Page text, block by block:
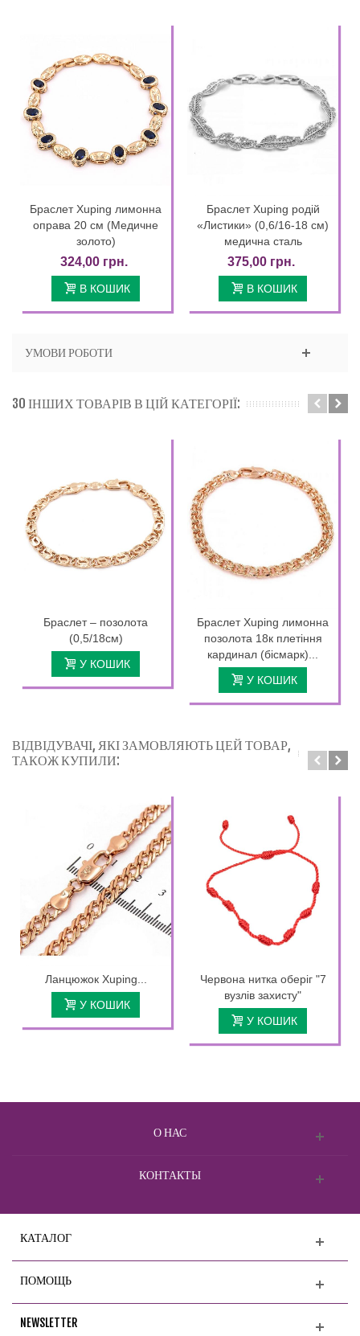
Браслет Xuping лимонна
оправа 20 см (Медичне
золото)
324,00 грн.
В КОШИК
Браслет Xuping родій
«Листики» (0,6/16-18 см)
медична сталь
375,00 грн.
В КОШИК
УМОВИ РОБОТИ
30 ІНШИХ ТОВАРІВ В ЦІЙ КАТЕГОРІЇ:
Браслет – позолота
(0,5/18см)
У КОШИК
Браслет Xuping лимонна
позолота 18к плетіння
кардинал (бісмарк)...
У КОШИК
ВІДВІДУВАЧІ, ЯКІ ЗАМОВЛЯЮТЬ ЦЕЙ ТОВАР,
ТАКОЖ КУПИЛИ:
Ланцюжок Xuping...
У КОШИК
Червона нитка оберіг "7
вузлів захисту"
У КОШИК
О НАС
КОНТАКТЫ
КАТАЛОГ
ПОМОЩЬ
NEWSLETTER